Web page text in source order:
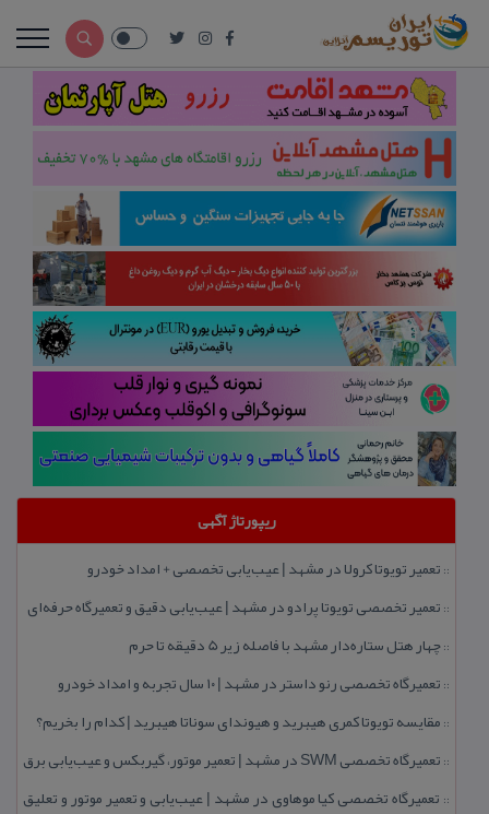
ریپورتاژ آگهی
:: تعمیر تویوتا كرولا در مشهد | عیب‌یابی تخصصی + امداد خودرو
:: تعمیر تخصصی تویوتا پرادو در مشهد | عیب‌یابی دقیق و تعمیرگاه حرفه‌ای
::چهار هتل‌ ستاره‌دار مشهد با فاصله زیر 5 دقیقه تا حرم
:: تعمیرگاه تخصصی رنو داستر در مشهد | ۱۰ سال تجربه و امداد خودرو
:: مقایسه تویوتا كمری هیبرید و هیوندای سوناتا هیبرید | كدام را بخریم؟
:: تعمیرگاه تخصصی SWM در مشهد | تعمیر موتور، گیربكس و عیب‌یابی برق
:: تعمیرگاه تخصصی كیا موهاوی در مشهد | عیب‌یابی و تعمیر موتور و تعلیق